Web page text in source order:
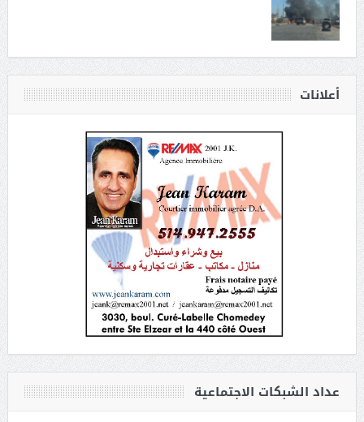
أعلانات
عداد الشبكات الاجتماعية